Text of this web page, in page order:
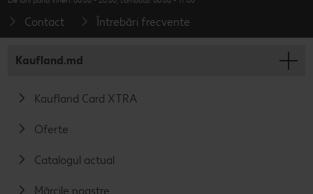
Contact Întrebări frecvente
Kaufland.md
Kaufland Card XTRA
Oferte
Catalogul actual
Mărcile noastre